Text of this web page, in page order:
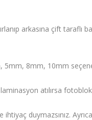
arkasına çift taraflı
5mm, 8mm, 10mm
atılırsa
duymazsınız. Ayrıca